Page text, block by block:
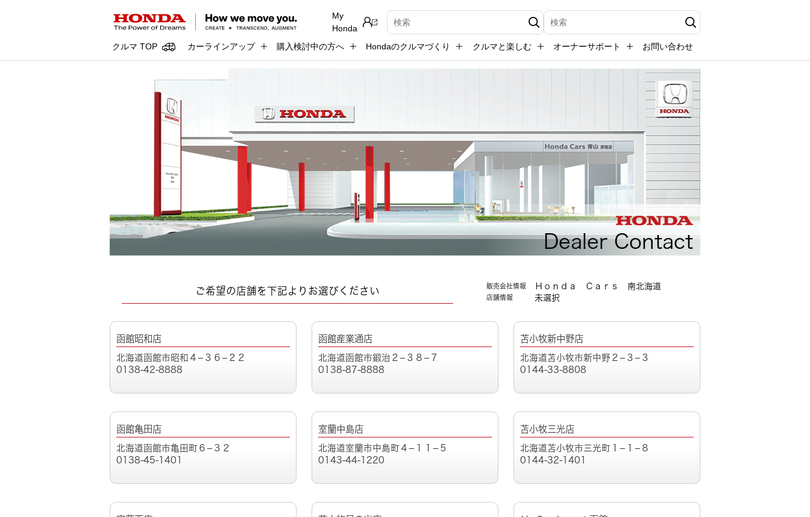
My
Honda
検索キーワード入力 検索キーワード入力
クルマ TOP カーラインアップ 購入検討中の方へ Hondaのクルマづくり クルマと楽しむ オーナーサポート お問い合わせ
Dealer Contact
販売会社情報 Ｈｏｎｄａ Ｃａｒｓ 南北海道
店舗情報 未選択
ご希望の店舗を下記よりお選びください
函館昭和店
北海道函館市昭和４−３６−２２
0138-42-8888
函館産業通店
北海道函館市鍛治２−３８−７
0138-87-8888
苫小牧新中野店
北海道苫小牧市新中野２−３−３
0144-33-8808
函館亀田店
北海道函館市亀田町６−３２
0138-45-1401
室蘭中島店
北海道室蘭市中島町４−１１−５
0143-44-1220
苫小牧三光店
北海道苫小牧市三光町１−１−８
0144-32-1401